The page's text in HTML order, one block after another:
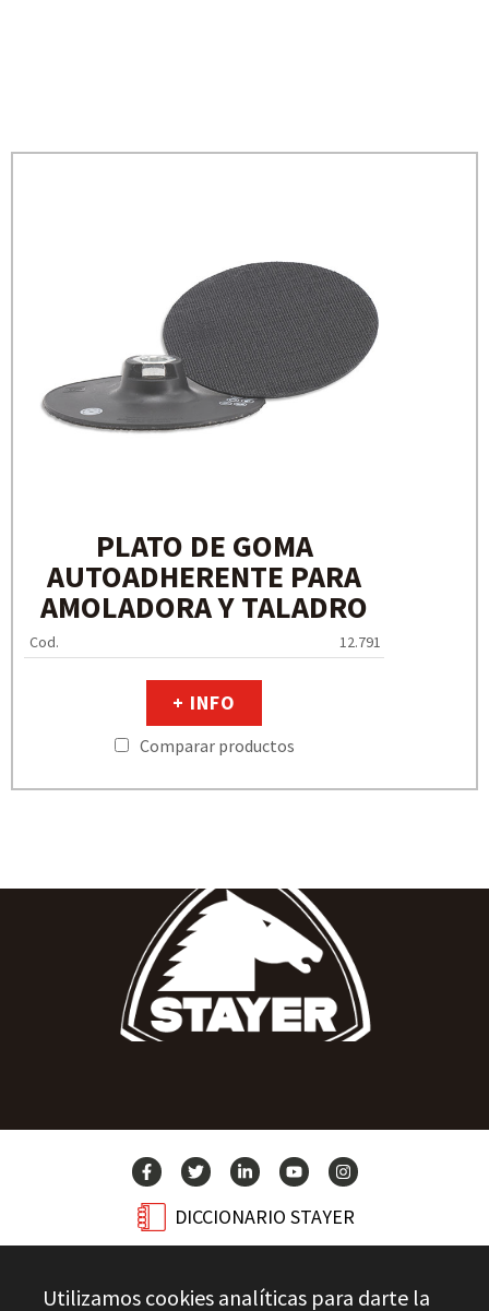
PLATO DE GOMA
AUTOADHERENTE PARA
AMOLADORA Y TALADRO
Cod. 12.791
+ INFO
Comparar productos
DICCIONARIO STAYER
Utilizamos cookies analíticas para darte la